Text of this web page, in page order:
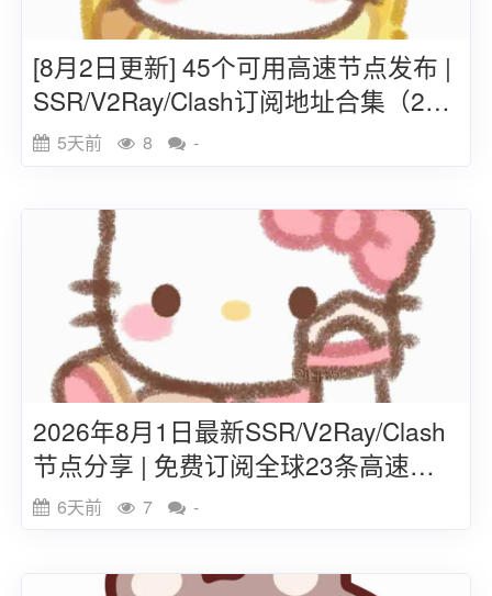
[8月2日更新] 45个可用高速节点发布 |
SSR/V2Ray/Clash订阅地址合集（202
6）5天前 8 -
2026年8月1日最新SSR/V2Ray/Clash
节点分享 | 免费订阅全球23条高速线
路6天前 7 -